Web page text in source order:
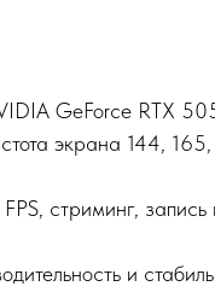
GeForce RTX
экрана 144,
стриминг, запись
и